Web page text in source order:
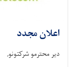
اعلان مجدد
دیر محترمو شرکتونو,